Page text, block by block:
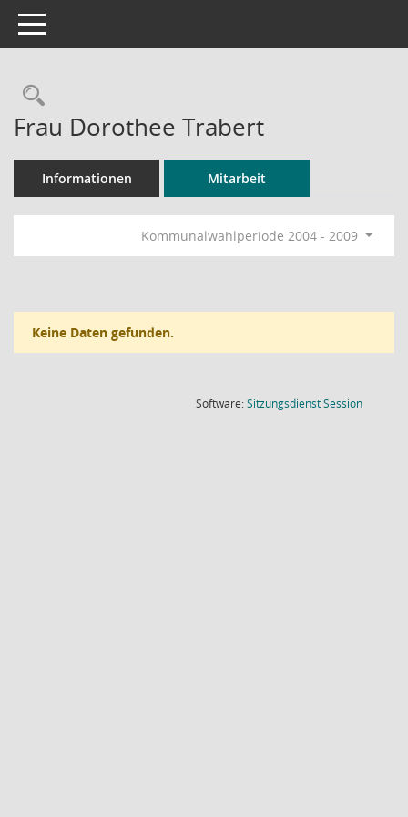
Toggle navigation
Rechercheauswahl
Frau Dorothee Trabert
Informationen Mitarbeit
Kommunalwahlperiode 2004 - 2009
Keine Daten gefunden.
Software:SitzungsdienstSession(Wird in